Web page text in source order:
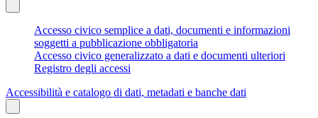
Accesso civico semplice a dati, documenti e informazioni
soggetti a pubblicazione obbligatoria
Accesso civico generalizzato a dati e documenti ulteriori
Registro degli accessi
Accessibilità e catalogo di dati, metadati e banche dati